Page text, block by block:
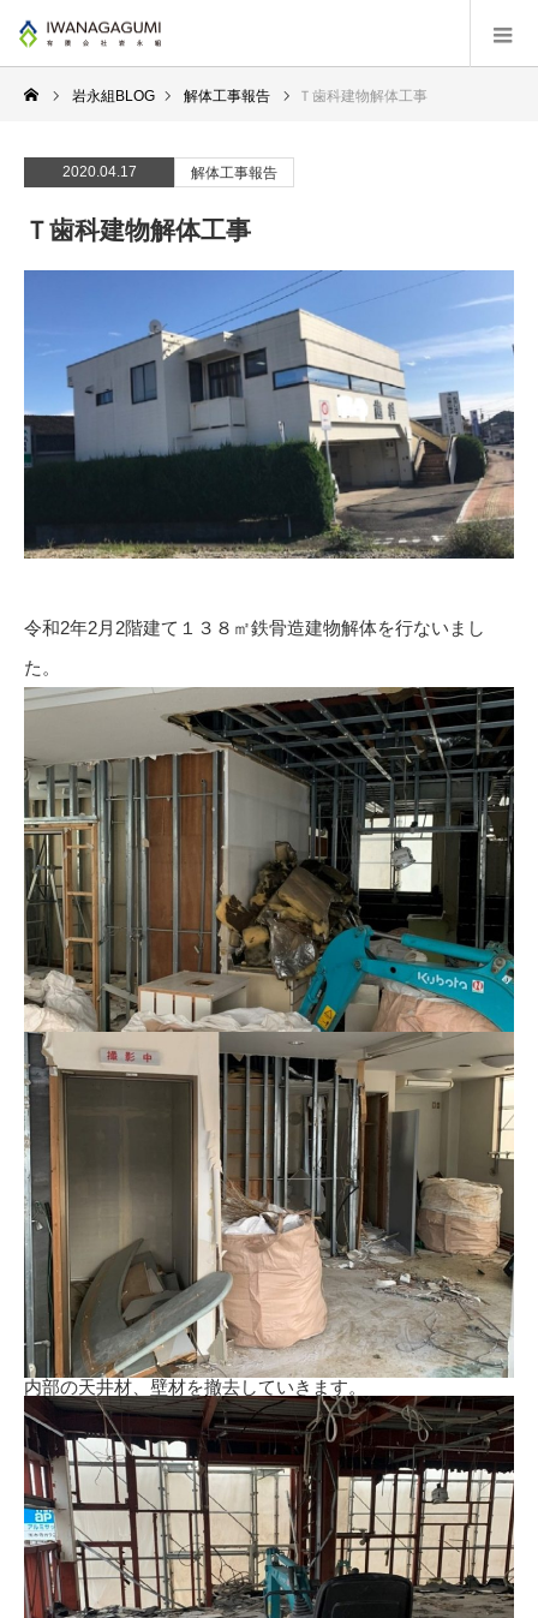
岩永組BLOG 解体工事報告 Ｔ歯科建物解体工事
2020.04.17 解体工事報告
Ｔ歯科建物解体工事
令和2年2月2階建て１３８㎡鉄骨造建物解体を行ないまし
た。
内部の天井材、壁材を撤去していきます。